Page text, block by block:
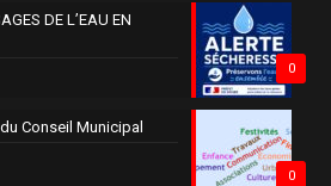
0
DE L’EAU EN
0
Conseil Municipal